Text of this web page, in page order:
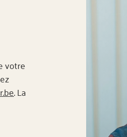
votre
. La